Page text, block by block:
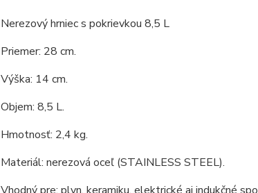
Nerezový hrniec s pokrievkou 8,5 L
Priemer: 28 cm.
Výška: 14 cm.
Objem: 8,5 L.
Hmotnosť: 2,4 kg.
Materiál: nerezová oceľ (STAINLESS STEEL).